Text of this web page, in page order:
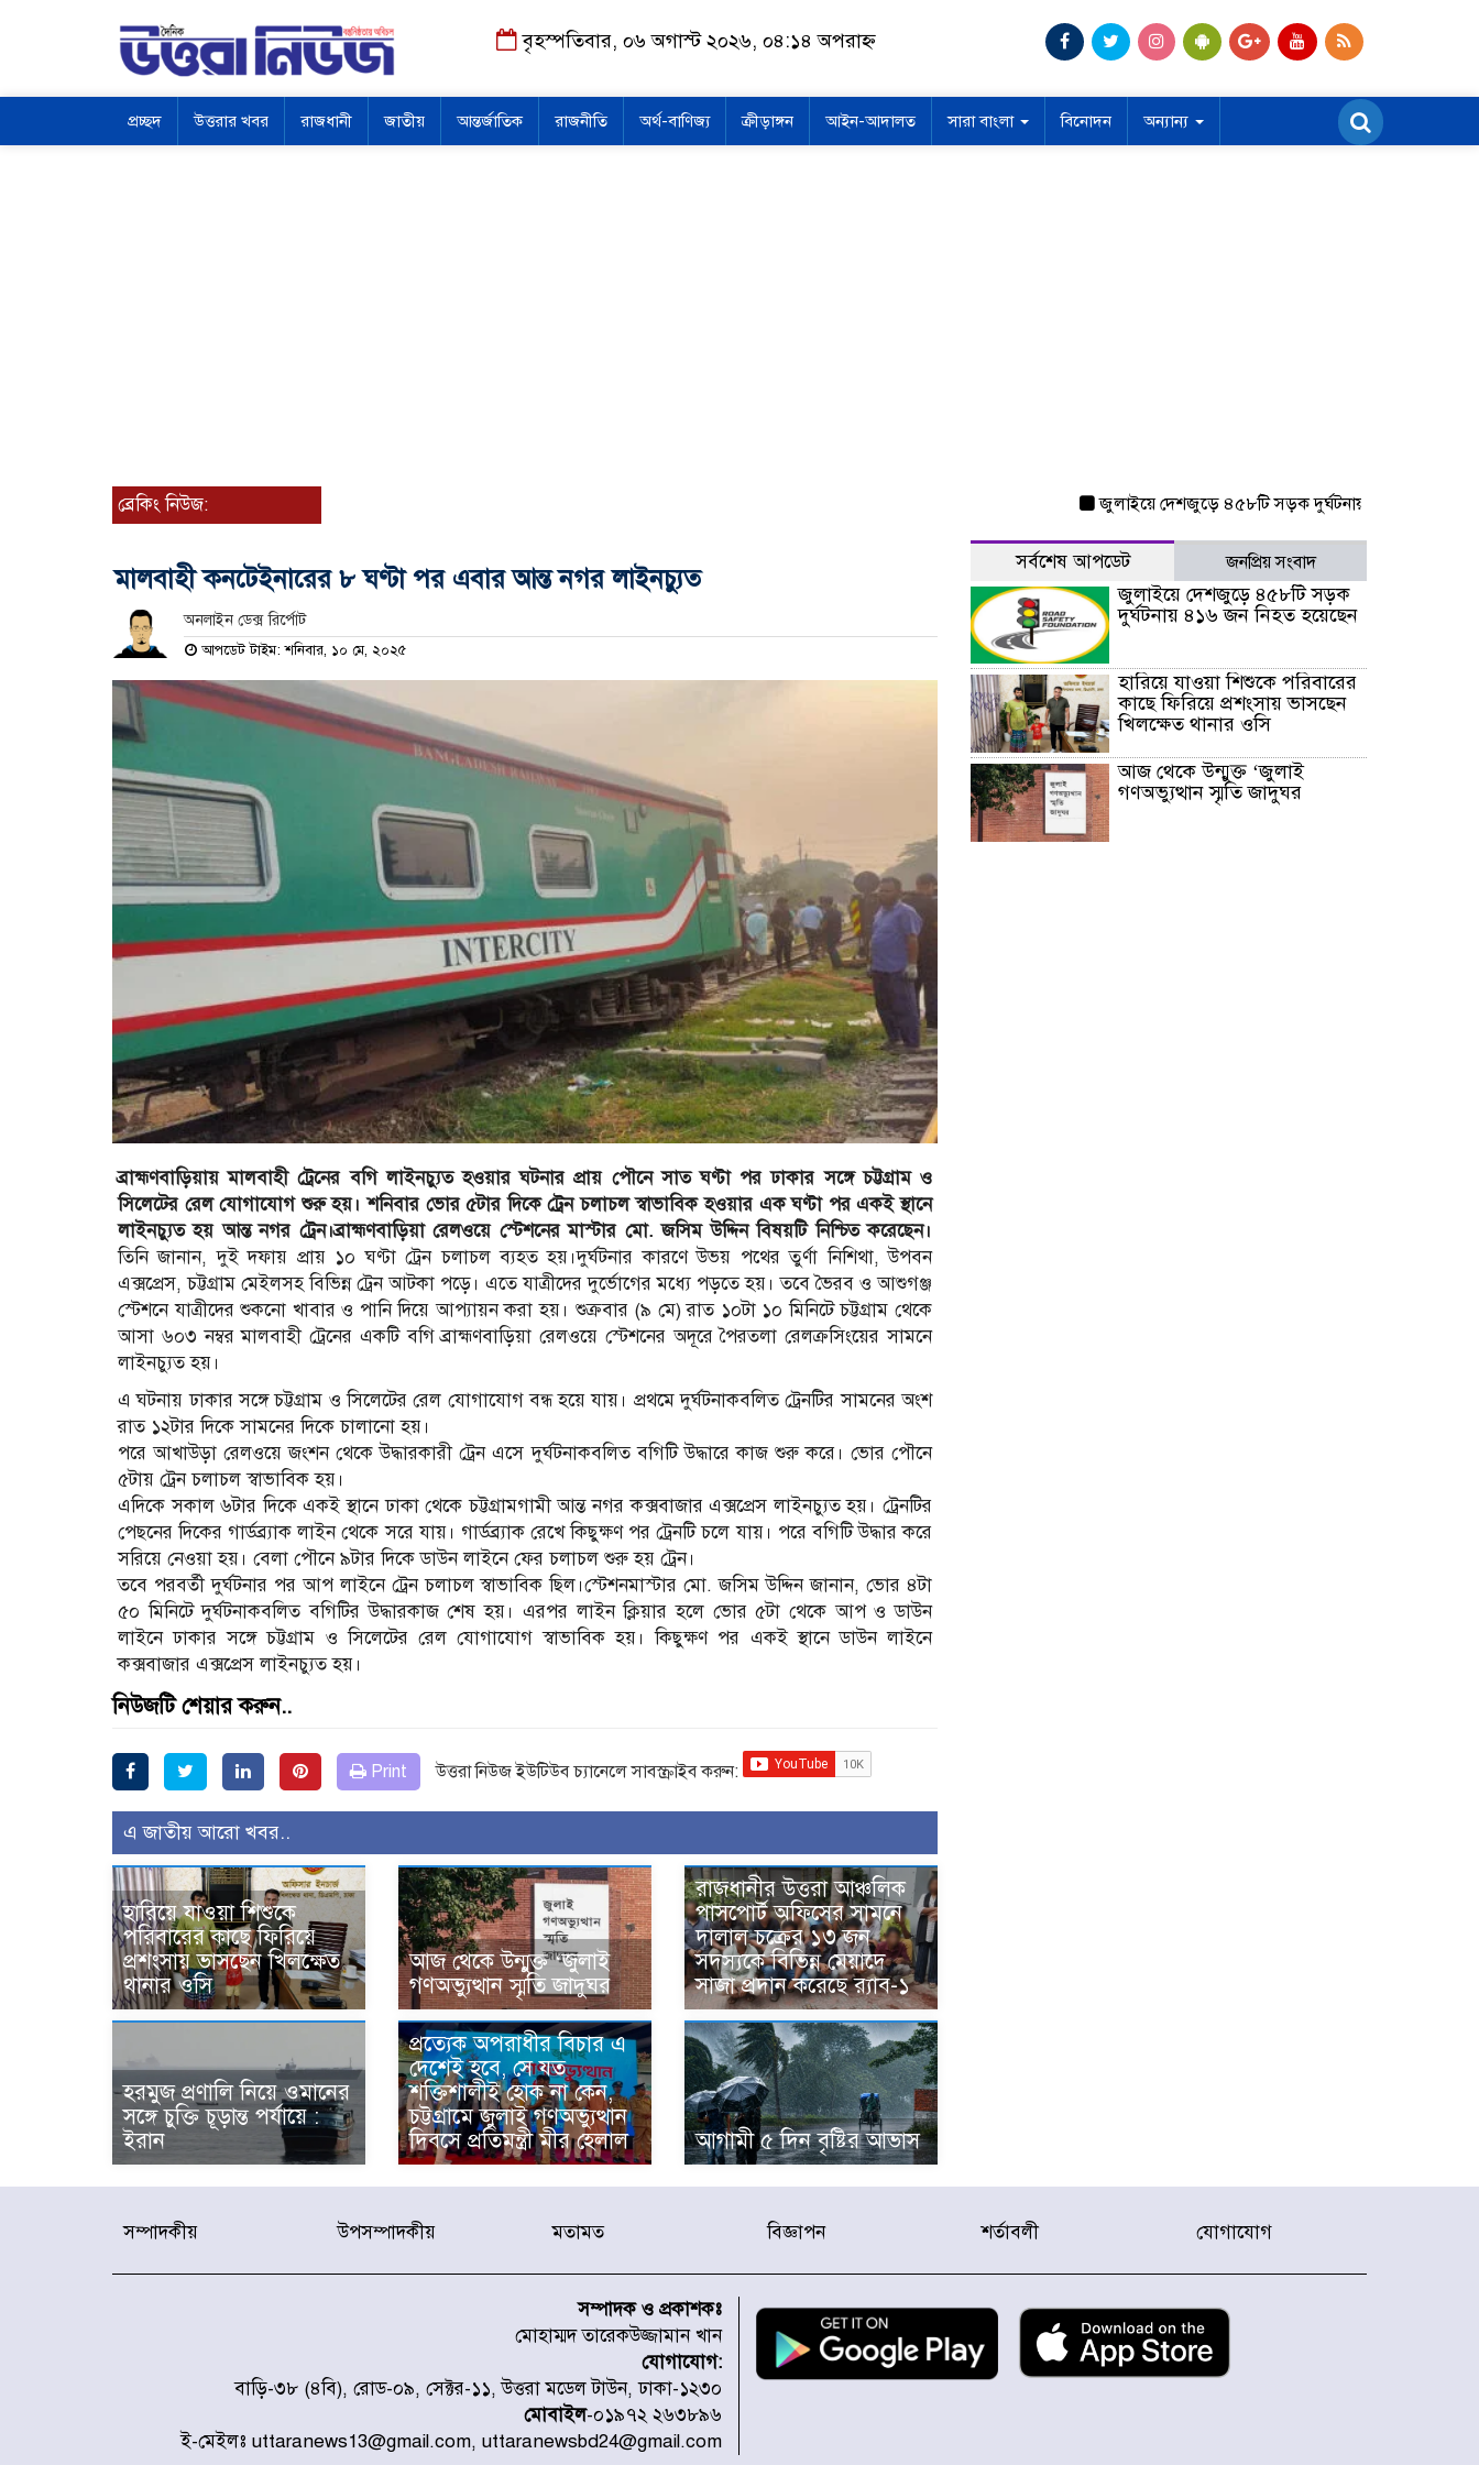
বৃহস্পতিবার, ০৬ অগাস্ট ২০২৬, ০৪:১৪ অপরাহ্ন
প্রচ্ছদ উত্তরার খবর রাজধানী জাতীয় আন্তর্জাতিক রাজনীতি অর্থ-বাণিজ্য ক্রীড়াঙ্গন আইন-আদালত সারা বাংলা বিনোদন অন্যান্য
ব্রেকিং নিউজ: জুলাইয়ে দেশজুড়ে ৪৫৮টি সড়ক দুর্ঘটনায় ৪১৬ জন নিহত
মালবাহী কনটেইনারের ৮ ঘণ্টা পর এবার আন্ত নগর লাইনচ্যুত
অনলাইন ডেক্স রির্পোট
আপডেট টাইম: শনিবার, ১০ মে, ২০২৫
ব্রাহ্মণবাড়িয়ায় মালবাহী ট্রেনের বগি লাইনচ্যুত হওয়ার ঘটনার প্রায় পৌনে সাত ঘণ্টা পর ঢাকার সঙ্গে চট্টগ্রাম ও
সিলেটের রেল যোগাযোগ শুরু হয়। শনিবার ভোর ৫টার দিকে ট্রেন চলাচল স্বাভাবিক হওয়ার এক ঘণ্টা পর একই স্থানে
লাইনচ্যুত হয় আন্ত নগর ট্রেন।ব্রাহ্মণবাড়িয়া রেলওয়ে স্টেশনের মাস্টার মো. জসিম উদ্দিন বিষয়টি নিশ্চিত করেছেন।
তিনি জানান, দুই দফায় প্রায় ১০ ঘণ্টা ট্রেন চলাচল ব্যহত হয়।দুর্ঘটনার কারণে উভয় পথের তুর্ণা নিশিথা, উপবন
এক্সপ্রেস, চট্টগ্রাম মেইলসহ বিভিন্ন ট্রেন আটকা পড়ে। এতে যাত্রীদের দুর্ভোগের মধ্যে পড়তে হয়। তবে ভৈরব ও আশুগঞ্জ
স্টেশনে যাত্রীদের শুকনো খাবার ও পানি দিয়ে আপ্যায়ন করা হয়। শুক্রবার (৯ মে) রাত ১০টা ১০ মিনিটে চট্টগ্রাম থেকে
আসা ৬০৩ নম্বর মালবাহী ট্রেনের একটি বগি ব্রাহ্মণবাড়িয়া রেলওয়ে স্টেশনের অদূরে পৈরতলা রেলক্রসিংয়ের সামনে
লাইনচ্যুত হয়।
এ ঘটনায় ঢাকার সঙ্গে চট্টগ্রাম ও সিলেটের রেল যোগাযোগ বন্ধ হয়ে যায়। প্রথমে দুর্ঘটনাকবলিত ট্রেনটির সামনের অংশ
রাত ১২টার দিকে সামনের দিকে চালানো হয়।
পরে আখাউড়া রেলওয়ে জংশন থেকে উদ্ধারকারী ট্রেন এসে দুর্ঘটনাকবলিত বগিটি উদ্ধারে কাজ শুরু করে। ভোর পৌনে
৫টায় ট্রেন চলাচল স্বাভাবিক হয়।
এদিকে সকাল ৬টার দিকে একই স্থানে ঢাকা থেকে চট্টগ্রামগামী আন্ত নগর কক্সবাজার এক্সপ্রেস লাইনচ্যুত হয়। ট্রেনটির
পেছনের দিকের গার্ডব্র্যাক লাইন থেকে সরে যায়। গার্ডব্র্যাক রেখে কিছুক্ষণ পর ট্রেনটি চলে যায়। পরে বগিটি উদ্ধার করে
সরিয়ে নেওয়া হয়। বেলা পৌনে ৯টার দিকে ডাউন লাইনে ফের চলাচল শুরু হয় ট্রেন।
তবে পরবর্তী দুর্ঘটনার পর আপ লাইনে ট্রেন চলাচল স্বাভাবিক ছিল।স্টেশনমাস্টার মো. জসিম উদ্দিন জানান, ভোর ৪টা
৫০ মিনিটে দুর্ঘটনাকবলিত বগিটির উদ্ধারকাজ শেষ হয়। এরপর লাইন ক্লিয়ার হলে ভোর ৫টা থেকে আপ ও ডাউন
লাইনে ঢাকার সঙ্গে চট্টগ্রাম ও সিলেটের রেল যোগাযোগ স্বাভাবিক হয়। কিছুক্ষণ পর একই স্থানে ডাউন লাইনে
কক্সবাজার এক্সপ্রেস লাইনচ্যুত হয়।
নিউজটি শেয়ার করুন..
Print উত্তরা নিউজ ইউটিউব চ্যানেলে সাবস্ক্রাইব করুন:
এ জাতীয় আরো খবর..
হারিয়ে যাওয়া শিশুকে
পরিবারের কাছে ফিরিয়ে
প্রশংসায় ভাসছেন খিলক্ষেত
থানার ওসি
আজ থেকে উন্মুক্ত ‘জুলাই
গণঅভ্যুত্থান স্মৃতি জাদুঘর
রাজধানীর উত্তরা আঞ্চলিক
পাসপোর্ট অফিসের সামনে
দালাল চক্রের ১৩ জন
সদস্যকে বিভিন্ন মেয়াদে
সাজা প্রদান করেছে র‌্যাব-১
হরমুজ প্রণালি নিয়ে ওমানের
সঙ্গে চুক্তি চূড়ান্ত পর্যায়ে :
ইরান
প্রত্যেক অপরাধীর বিচার এ
দেশেই হবে, সে যত
শক্তিশালীই হোক না কেন,
চট্টগ্রামে জুলাই গণঅভ্যুত্থান
দিবসে প্রতিমন্ত্রী মীর হেলাল
আগামী ৫ দিন বৃষ্টির আভাস
সর্বশেষ আপডেট জনপ্রিয় সংবাদ
জুলাইয়ে দেশজুড়ে ৪৫৮টি সড়ক
দুর্ঘটনায় ৪১৬ জন নিহত হয়েছেন
হারিয়ে যাওয়া শিশুকে পরিবারের
কাছে ফিরিয়ে প্রশংসায় ভাসছেন
খিলক্ষেত থানার ওসি
আজ থেকে উন্মুক্ত ‘জুলাই
গণঅভ্যুত্থান স্মৃতি জাদুঘর
সম্পাদকীয় উপসম্পাদকীয় মতামত বিজ্ঞাপন শর্তাবলী যোগাযোগ
সম্পাদক ও প্রকাশকঃ
মোহাম্মদ তারেকউজ্জামান খান
যোগাযোগ:
বাড়ি-৩৮ (৪বি), রোড-০৯, সেক্টর-১১, উত্তরা মডেল টাউন, ঢাকা-১২৩০
মোবাইল-০১৯৭২ ২৬৩৮৯৬
ই-মেইলঃ uttaranews13@gmail.com, uttaranewsbd24@gmail.com